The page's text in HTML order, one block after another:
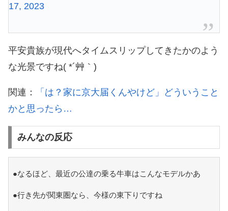
17, 2023
平安貴族が現代へタイムスリップしてきたかのよう
な光景ですね( *´艸｀)
関連：
「は？家に京大届くんやけど」どういうこと
かと思ったら…
みんなの反応
●なるほど、最近の公達の乗る牛車はこんなモデルかあ
●行き先が関東圏なら、今様の東下りですね